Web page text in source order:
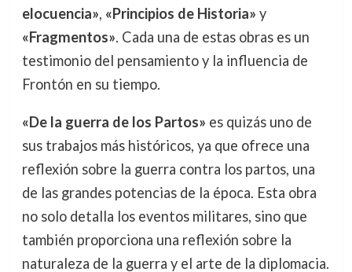
elocuencia», «Principios de Historia» y
«Fragmentos». Cada una de estas obras es un
testimonio del pensamiento y la influencia de
Frontón en su tiempo.
«De la guerra de los Partos» es quizás uno de
sus trabajos más históricos, ya que ofrece una
reflexión sobre la guerra contra los partos, una
de las grandes potencias de la época. Esta obra
no solo detalla los eventos militares, sino que
también proporciona una reflexión sobre la
naturaleza de la guerra y el arte de la diplomacia.